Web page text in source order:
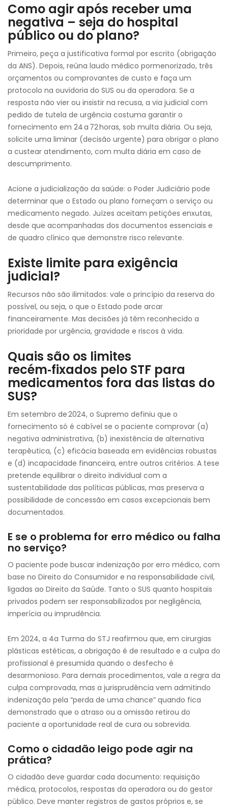
Como agir após receber uma
negativa – seja do hospital
público ou do plano?
Primeiro, peça a justificativa formal por escrito (obrigação
da ANS). Depois, reúna laudo médico pormenorizado, três
orçamentos ou comprovantes de custo e faça um
protocolo na ouvidoria do SUS ou da operadora. Se a
resposta não vier ou insistir na recusa, a via judicial com
pedido de tutela de urgência costuma garantir o
fornecimento em 24 a 72 horas, sob multa diária. Ou seja,
solicite uma liminar (decisão urgente) para obrigar o plano
a custear atendimento, com multa diária em caso de
descumprimento.
Acione a judicialização da saúde: o Poder Judiciário pode
determinar que o Estado ou plano forneçam o serviço ou
medicamento negado. Juízes aceitam petições enxutas,
desde que acompanhadas dos documentos essenciais e
de quadro clínico que demonstre risco relevante.
Existe limite para exigência
judicial?
Recursos não são ilimitados: vale o princípio da reserva do
possível, ou seja, o que o Estado pode arcar
financeiramente. Mas decisões já têm reconhecido a
prioridade por urgência, gravidade e riscos à vida.
Quais são os limites
recém‑fixados pelo STF para
medicamentos fora das listas do
SUS?
Em setembro de 2024, o Supremo definiu que o
fornecimento só é cabível se o paciente comprovar (a)
negativa administrativa, (b) inexistência de alternativa
terapêutica, (c) eficácia baseada em evidências robustas
e (d) incapacidade financeira, entre outros critérios. A tese
pretende equilibrar o direito individual com a
sustentabilidade das políticas públicas, mas preserva a
possibilidade de concessão em casos excepcionais bem
documentados.
E se o problema for erro médico ou falha
no serviço?
O paciente pode buscar indenização por erro médico, com
base no Direito do Consumidor e na responsabilidade civil,
ligadas ao Direito da Saúde. Tanto o SUS quanto hospitais
privados podem ser responsabilizados por negligência,
imperícia ou imprudência.
Em 2024, a 4a Turma do STJ reafirmou que, em cirurgias
plásticas estéticas, a obrigação é de resultado e a culpa do
profissional é presumida quando o desfecho é
desarmonioso. Para demais procedimentos, vale a regra da
culpa comprovada, mas a jurisprudência vem admitindo
indenização pela “perda de uma chance” quando fica
demonstrado que o atraso ou a omissão retirou do
paciente a oportunidade real de cura ou sobrevida.
Como o cidadão leigo pode agir na
prática?
O cidadão deve guardar cada documento: requisição
médica, protocolos, respostas da operadora ou do gestor
público. Deve manter registros de gastos próprios e, se